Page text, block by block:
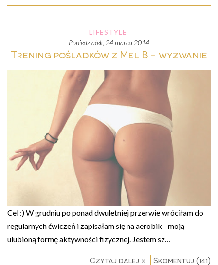
LIFESTYLE
poniedziałek, 24 marca 2014
Trening pośladków z Mel B - wyzwanie
Cel :) W grudniu po ponad dwuletniej przerwie wróciłam do
regularnych ćwiczeń i zapisałam się na aerobik - moją
ulubioną formę aktywności fizycznej. Jestem sz…
Czytaj dalej » Skomentuj (141)